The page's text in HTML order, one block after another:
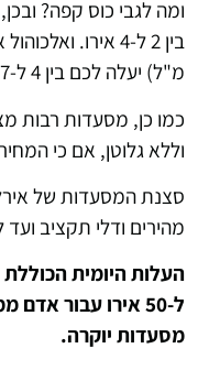
ומה לגבי כוס קפה?
מ"ל) יעלה לכם בין 4 ל-7 אירו, וכוס יין תעלה בין 5 ל-10 אירו.
כמו כן, מסעדות רבות
וללא גלוטן, אם כי
סצנת המסעדות של
מהירים ודלי תקציב ועד
מסעדות יוקרה.